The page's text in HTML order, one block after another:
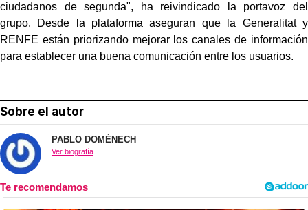
ciudadanos de segunda", ha reivindicado la portavoz del
grupo. Desde la plataforma aseguran que la Generalitat y
RENFE están priorizando mejorar los canales de información
para establecer una buena comunicación entre los usuarios.
Sobre el autor
PABLO DOMÈNECH
Ver biografía